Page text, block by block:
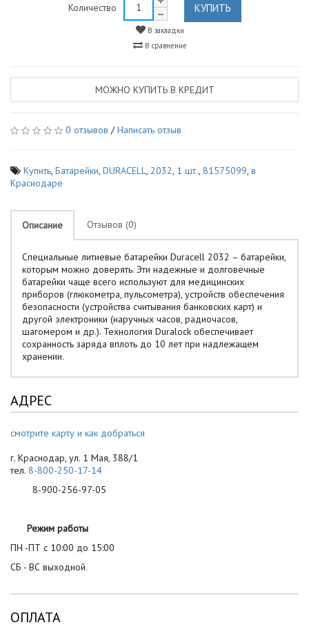
Количество КУПИТЬ
В закладки
В сравнение
МОЖНО КУПИТЬ В КРЕДИТ
0 отзывов /Написать отзыв
Купить, Батарейки, DURACELL, 2032, 1 шт., 81575099, в
Краснодаре
Описание Отзывов (0)
Специальные литиевые батарейки Duracell 2032 – батарейки,
которым можно доверять. Эти надежные и долговечные
батарейки чаще всего используют для медицинских
приборов (глюкометра, пульсометра), устройств обеспечения
безопасности (устройства считывания банковских карт) и
другой электроники (наручных часов, радиочасов,
шагомером и др.). Технология Duralock обеспечивает
сохранность заряда вплоть до 10 лет при надлежащем
хранении.
АДРЕС
смотрите карту и как добраться
г. Краснодар, ул. 1 Мая, 388/1
тел. 8-800-250-17-14
8-900-256-97-05
Режим работы
ПН -ПТ с 10:00 до 15:00
СБ - ВС выходной.
ОПЛАТА